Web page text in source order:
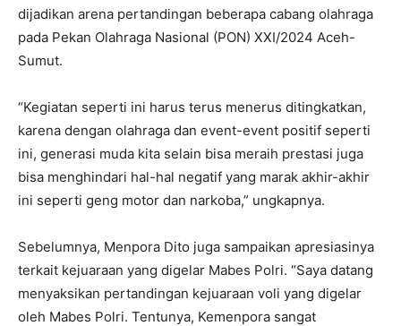
dijadikan arena pertandingan beberapa cabang olahraga
pada Pekan Olahraga Nasional (PON) XXI/2024 Aceh-
Sumut.
“Kegiatan seperti ini harus terus menerus ditingkatkan,
karena dengan olahraga dan event-event positif seperti
ini, generasi muda kita selain bisa meraih prestasi juga
bisa menghindari hal-hal negatif yang marak akhir-akhir
ini seperti geng motor dan narkoba,” ungkapnya.
Sebelumnya, Menpora Dito juga sampaikan apresiasinya
terkait kejuaraan yang digelar Mabes Polri. “Saya datang
menyaksikan pertandingan kejuaraan voli yang digelar
oleh Mabes Polri. Tentunya, Kemenpora sangat